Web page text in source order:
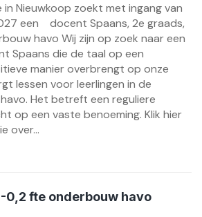
in Nieuwkoop zoekt met ingang van
een docent Spaans, 2e graads,
havo Wij zijn op zoek naar een
Spaans die de taal op een
manier overbrengt op onze
lessen voor leerlingen in de
Het betreft een reguliere
op een vaste benoeming. Klik hier
over...
0,2 fte onderbouw havo